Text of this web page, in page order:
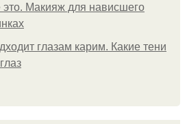
это. Макияж для нависшего
глазам карим. Какие тени